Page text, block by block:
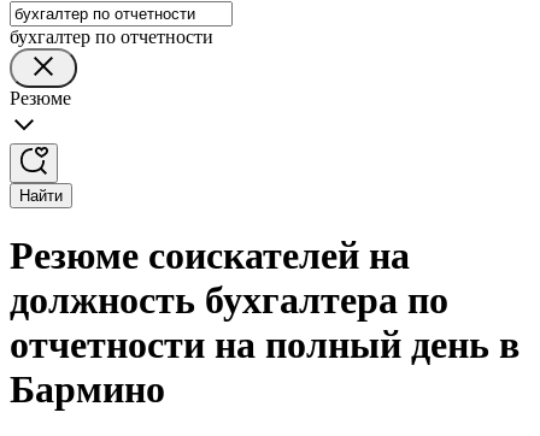
бухгалтер по отчетности
Резюме
Найти
Резюме соискателей на
должность бухгалтера по
отчетности на полный день в
Бармино